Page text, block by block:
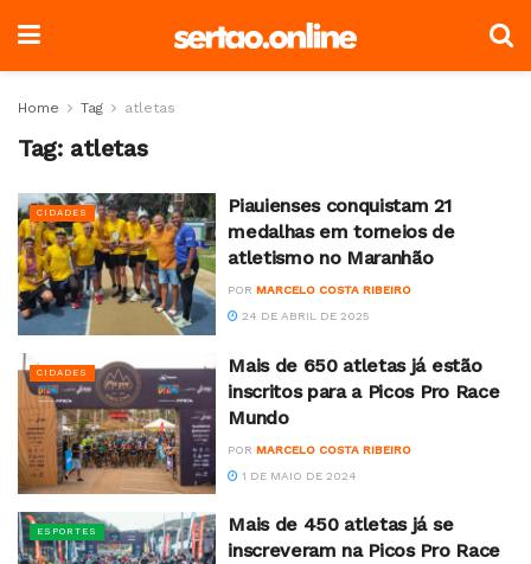
Home Tag atletas
Tag: atletas
CIDADES
Piauienses conquistam 21
medalhas em torneios de
atletismo no Maranhão
POR MARCELO COSTA RIBEIRO
24 DE ABRIL DE 2025
CIDADES
Mais de 650 atletas já estão
inscritos para a Picos Pro Race
Mundo
POR MARCELO COSTA RIBEIRO
1 DE MAIO DE 2024
ESPORTES
Mais de 450 atletas já se
inscreveram na Picos Pro Race